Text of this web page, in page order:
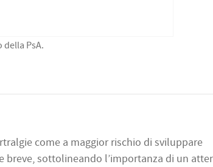
della PsA.
come a maggior rischio di sviluppare
breve, sottolineando l’importanza di un